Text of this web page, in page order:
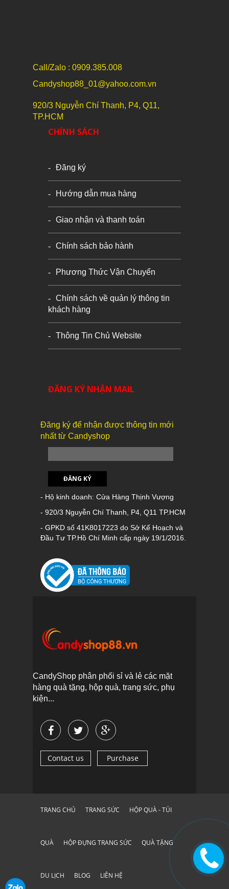
Call/Zalo : 0909.385.008
Candyshop88_01@yahoo.com.vn
920/3 Nguyễn Chí Thanh, P4, Q11,
TP.HCM
CHÍNH SÁCH
Đăng ký
Hướng dẫn mua hàng
Giao nhận và thanh toán
Chính sách bảo hành
Phương Thức Vận Chuyển
Chính sách về quản lý thông tin
khách hàng
Thông Tin Chủ Website
ĐĂNG KÝ NHẬN MAIL
Đăng ký để nhận được thông tin mới
nhất từ Candyshop
ĐĂNG KÝ
- Hộ kinh doanh: Cửa Hàng Thịnh Vượng
- 920/3 Nguyễn Chí Thanh, P4, Q11 TP.HCM
- GPKD số 41K8017223 do Sở Kế Hoạch và
Đầu Tư TP.Hồ Chí Minh cấp ngày 19/1/2016.
CandyShop phân phối sỉ và lẻ các mặt
hàng quà tặng, hộp quà, trang sức, phụ
kiện...
Contact us Purchase
TRANG CHỦ TRANG SỨC HỘP QUÀ - TÚI
QUÀ HỘP ĐỰNG TRANG SỨC QUÀ TẶNG
DU LỊCH BLOG LIÊN HỆ